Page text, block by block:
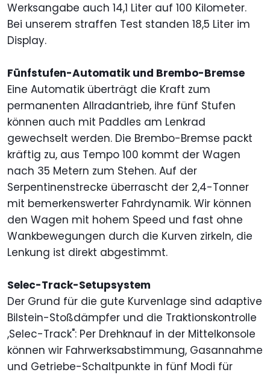
Werksangabe auch 14,1 Liter auf 100 Kilometer.
Bei unserem straffen Test standen 18,5 Liter im
Display.
Fünfstufen-Automatik und Brembo-Bremse
Eine Automatik überträgt die Kraft zum
permanenten Allradantrieb, ihre fünf Stufen
können auch mit Paddles am Lenkrad
gewechselt werden. Die Brembo-Bremse packt
kräftig zu, aus Tempo 100 kommt der Wagen
nach 35 Metern zum Stehen. Auf der
Serpentinenstrecke überrascht der 2,4-Tonner
mit bemerkenswerter Fahrdynamik. Wir können
den Wagen mit hohem Speed und fast ohne
Wankbewegungen durch die Kurven zirkeln, die
Lenkung ist direkt abgestimmt.
Selec-Track-Setupsystem
Der Grund für die gute Kurvenlage sind adaptive
Bilstein-Stoßdämpfer und die Traktionskontrolle
,Selec-Track": Per Drehknauf in der Mittelkonsole
können wir Fahrwerksabstimmung, Gasannahme
und Getriebe-Schaltpunkte in fünf Modi für